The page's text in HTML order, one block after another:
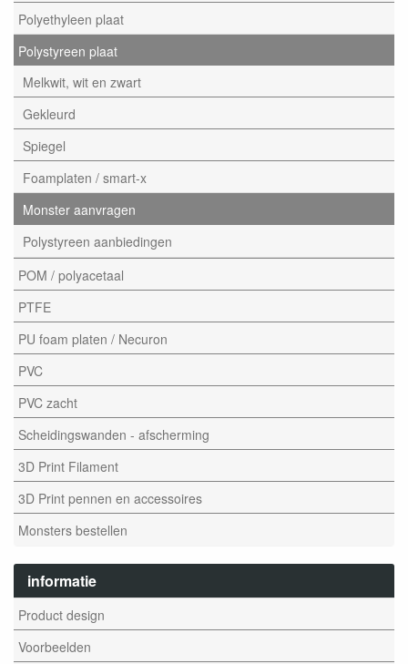
Polyethyleen plaat
Polystyreen plaat
Melkwit, wit en zwart
Gekleurd
Spiegel
Foamplaten / smart-x
Monster aanvragen
Polystyreen aanbiedingen
POM / polyacetaal
PTFE
PU foam platen / Necuron
PVC
PVC zacht
Scheidingswanden - afscherming
3D Print Filament
3D Print pennen en accessoires
Monsters bestellen
informatie
Product design
Voorbeelden